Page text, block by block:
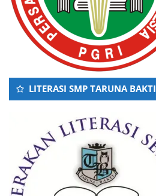
LITERASI SMP TARUNA BAKTI